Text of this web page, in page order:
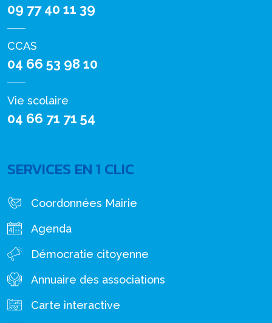
09 77 40 11 39
CCAS
04 66 53 98 10
Vie scolaire
04 66 71 71 54
SERVICES EN 1 CLIC
Coordonnées Mairie
Agenda
Démocratie citoyenne
Annuaire des associations
Carte interactive